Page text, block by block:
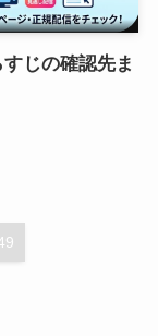
じの確認先ま